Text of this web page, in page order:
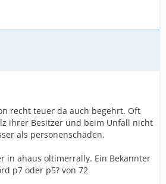
recht teuer da auch begehrt. Oft
ihrer Besitzer und beim Unfall nicht
als personenschäden.
in ahaus oltimerrally. Ein Bekannter
p7 oder p5? von 72